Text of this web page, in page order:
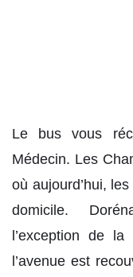
Le bus vous
Médecin. Les
où aujourd’hui,
domicile.
l’exception de
l’avenue est